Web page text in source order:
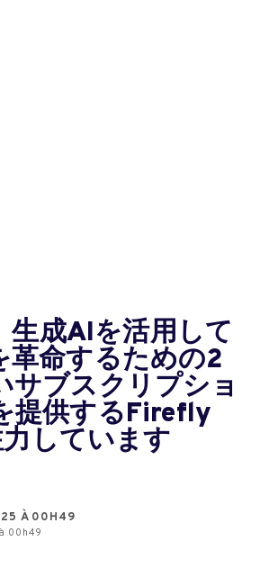
生成AIを活用して
革命するための2
サブスクリプショ
提供するFirefly
しています
À 00H49
00h49